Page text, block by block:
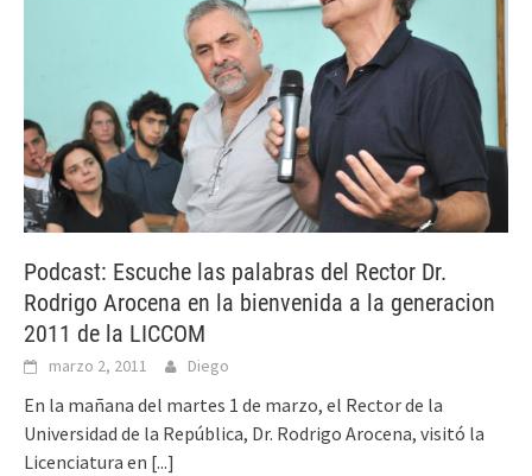
Podcast: Escuche las palabras del Rector Dr.
Rodrigo Arocena en la bienvenida a la generacion
2011 de la LICCOM
marzo 2, 2011 Diego
En la mañana del martes 1 de marzo, el Rector de la
Universidad de la República, Dr. Rodrigo Arocena, visitó la
Licenciatura en [...]